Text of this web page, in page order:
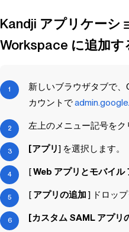
Kandji アプリケーシ
Workspace に追加す
新しいブラウザタブで
カウントで
左上のメニュー記号をク
[アプリ] を選択します。
[Web アプリとモバイル
[ アプリの追加 ] ドロッ
[カスタム SAML アプリ